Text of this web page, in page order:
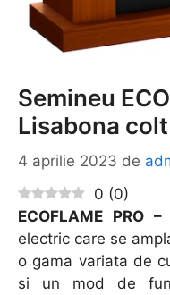
Semineu
Lisabona
4 aprilie 2023 de
0 (0)
ECOFLAME PRO
electric care se
o gama variata de
si un mod de